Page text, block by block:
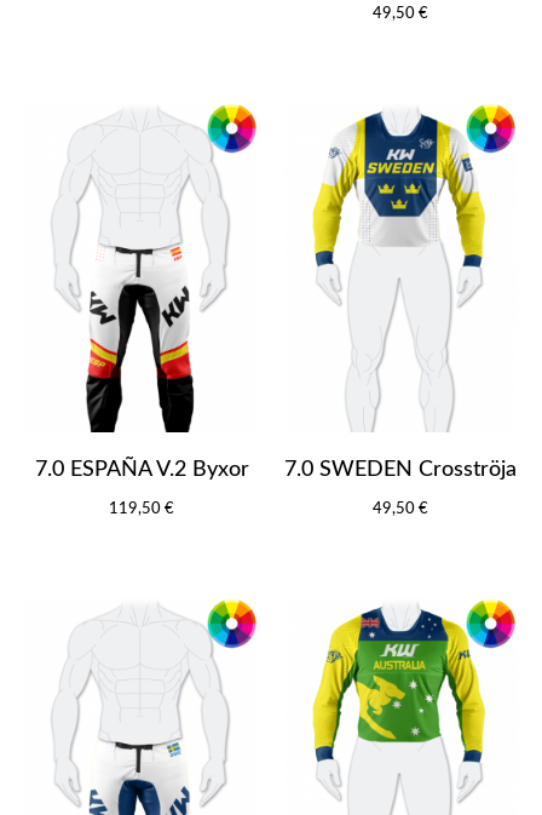
49,50 €
7.0 ESPAÑA V.2 Byxor
119,50 €
7.0 SWEDEN Crosströja
49,50 €